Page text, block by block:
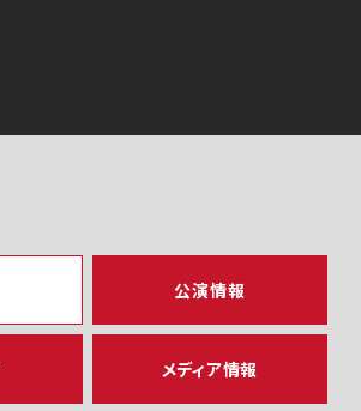
公演情報
メディア情報